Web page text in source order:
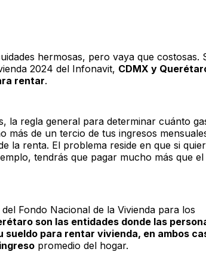
hermosas, pero vaya que costosas.
2024 del Infonavit, CDMX y
rentar.
la regla general para determinar cuánto
más de un tercio de tus ingresos
la renta. El problema reside en que si
tendrás que pagar mucho más que
Fondo Nacional de la Vivienda para los
son las entidades donde las
sueldo para rentar vivienda, en ambos
promedio del hogar.